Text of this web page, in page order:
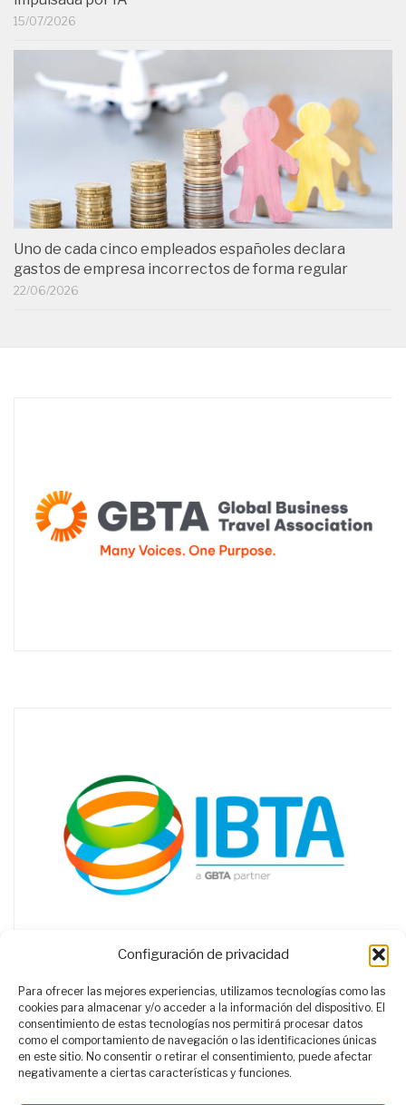
Configuración de privacidad
Para ofrecer las mejores experiencias, utilizamos tecnologías como las
cookies para almacenar y/o acceder a la información del dispositivo. El
consentimiento de estas tecnologías nos permitirá procesar datos
como el comportamiento de navegación o las identificaciones únicas
en este sitio. No consentir o retirar el consentimiento, puede afectar
negativamente a ciertas características y funciones.
15/07/2026
Uno de cada cinco empleados españoles declara
gastos de empresa incorrectos de forma regular
22/06/2026